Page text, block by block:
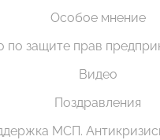
Особое мнение
по защите прав
Видео
Поздравления
МСП.